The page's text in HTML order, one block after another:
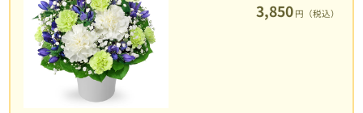
3,850 円（税込）